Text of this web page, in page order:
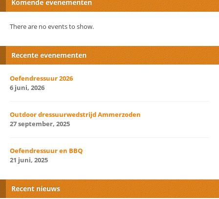
Komende evenementen
There are no events to show.
Recente evenementen
Oefendressuur 2026
6 juni, 2026
Outdoor dressuurwedstrijd Ammerzoden
27 september, 2025
Oefendressuur en BBQ
21 juni, 2025
Recent nieuws